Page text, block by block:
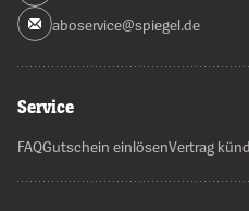
aboservice@spiegel.de
Service
FAQGutschein einlösenVertrag